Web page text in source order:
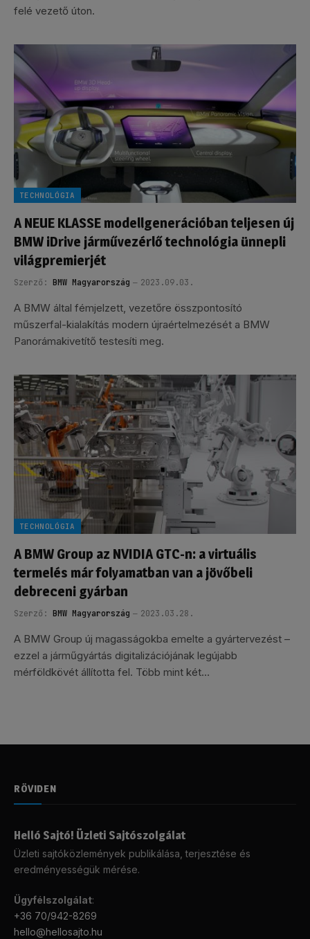
felé vezető úton.
TECHNOLÓGIA
A NEUE KLASSE modellgenerációban teljesen új
BMW iDrive járművezérlő technológia ünnepli
világpremierjét
Szerző: BMW Magyarország 2023.09.03.
A BMW által fémjelzett, vezetőre összpontosító
műszerfal-kialakítás modern újraértelmezését a BMW
Panorámakivetítő testesíti meg.
TECHNOLÓGIA
A BMW Group az NVIDIA GTC-n: a virtuális
termelés már folyamatban van a jövőbeli
debreceni gyárban
Szerző: BMW Magyarország 2023.03.28.
A BMW Group új magasságokba emelte a gyártervezést –
ezzel a járműgyártás digitalizációjának legújabb
mérföldkövét állította fel. Több mint két…
RÖVIDEN
Helló Sajtó! Üzleti Sajtószolgálat
Üzleti sajtóközlemények publikálása, terjesztése és
eredményességük mérése.
Ügyfélszolgálat:
+36 70/942-8269
hello@hellosajto.hu